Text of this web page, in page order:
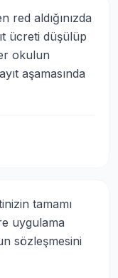
red aldığınızda
ücreti düşülüp
okulun
aşamasında
tamamı
uygulama
sözleşmesini